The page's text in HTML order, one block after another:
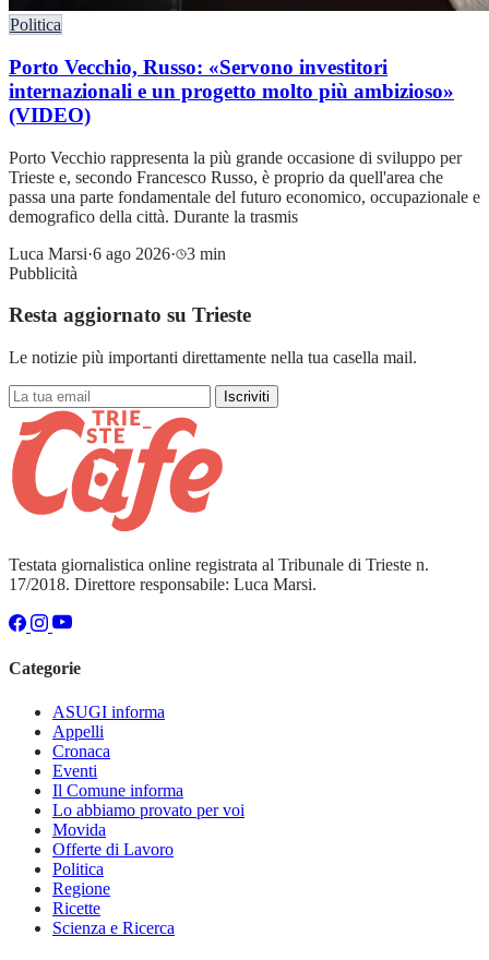
Politica
Porto Vecchio, Russo: «Servono investitori
internazionali e un progetto molto più ambizioso»
(VIDEO)
Porto Vecchio rappresenta la più grande occasione di sviluppo per
Trieste e, secondo Francesco Russo, è proprio da quell'area che
passa una parte fondamentale del futuro economico, occupazionale e
demografico della città. Durante la trasmis
Luca Marsi·6 ago 2026·
3 min
Pubblicità
Resta aggiornato su Trieste
Le notizie più importanti direttamente nella tua casella mail.
Iscriviti
Testata giornalistica online registrata al Tribunale di Trieste n.
17/2018. Direttore responsabile: Luca Marsi.
Categorie
ASUGI informa
Appelli
Cronaca
Eventi
Il Comune informa
Lo abbiamo provato per voi
Movida
Offerte di Lavoro
Politica
Regione
Ricette
Scienza e Ricerca